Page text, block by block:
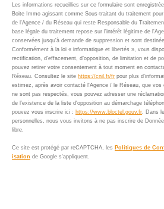
Les informations recueillies sur ce formulaire sont
Boite Immo agissant comme Sous-traitant du traitement
de l'Agence / du Réseau qui reste Responsable du
base légale du traitement repose sur l'intérêt légitime de
conservées jusqu'à demande de suppression et sont
Conformément à la loi « informatique et libertés », vous
rectification, d’effacement, d’opposition, de limitation et de
pouvez retirer votre consentement à tout moment en
Réseau. Consultez le site https://cnil.fr/fr pour plus
estimez, après avoir contacté l'Agence / le Réseau, que
ne sont pas respectés, vous pouvez adresser une
de l’existence de la liste d'opposition au démarchage
pouvez vous inscrire ici : https://www.bloctel.gouv.fr. Dans
personnelles, nous vous invitons à ne pas inscrire de
libre.
Ce site est protégé par reCAPTCHA, les Politiques de
isation de Google s'appliquent.